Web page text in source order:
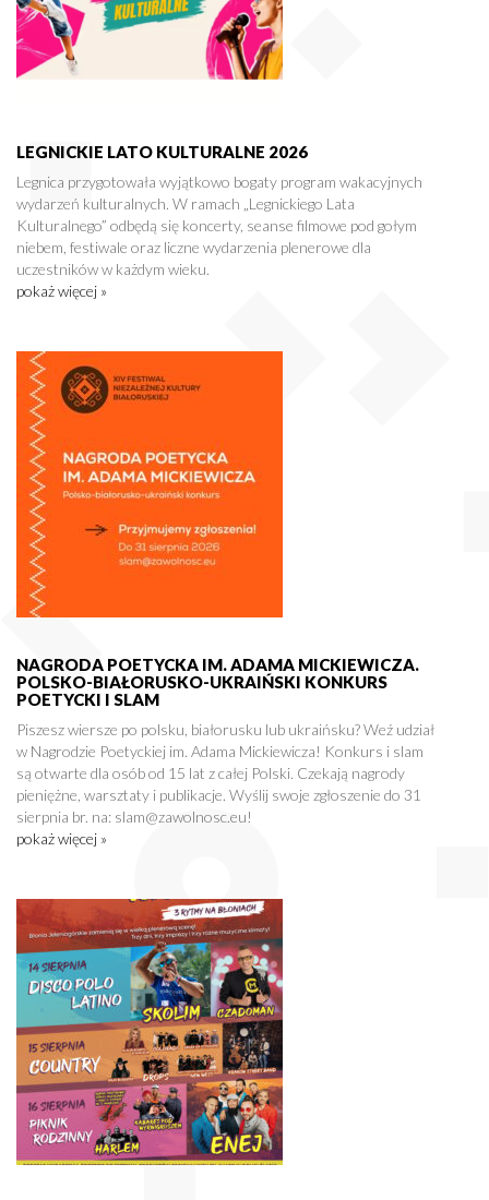
LEGNICKIE LATO KULTURALNE 2026
Legnica przygotowała wyjątkowo bogaty program wakacyjnych
wydarzeń kulturalnych. W ramach „Legnickiego Lata
Kulturalnego” odbędą się koncerty, seanse filmowe pod gołym
niebem, festiwale oraz liczne wydarzenia plenerowe dla
uczestników w każdym wieku.
pokaż więcej »
NAGRODA POETYCKA IM. ADAMA MICKIEWICZA.
POLSKO-BIAŁORUSKO-UKRAIŃSKI KONKURS
POETYCKI I SLAM
Piszesz wiersze po polsku, białorusku lub ukraińsku? Weź udział
w Nagrodzie Poetyckiej im. Adama Mickiewicza! Konkurs i slam
są otwarte dla osób od 15 lat z całej Polski. Czekają nagrody
pieniężne, warsztaty i publikacje. Wyślij swoje zgłoszenie do 31
sierpnia br. na: slam@zawolnosc.eu!
pokaż więcej »